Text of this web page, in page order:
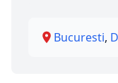
Bucuresti,